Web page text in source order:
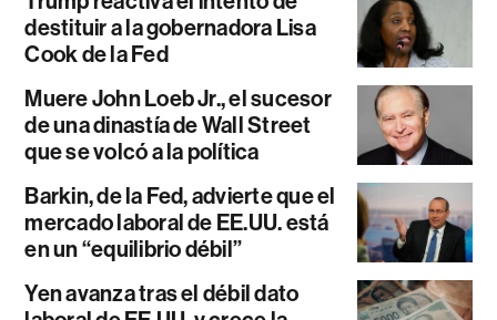
destituir a la gobernadora Lisa
Cook de la Fed
Muere John Loeb Jr., el sucesor
de una dinastía de Wall Street
que se volcó a la política
Barkin, de la Fed, advierte que el
mercado laboral de EE.UU. está
en un “equilibrio débil”
Yen avanza tras el débil dato